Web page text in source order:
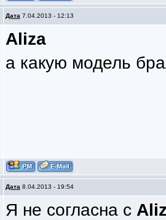
Дата 7.04.2013 - 12:13
Aliza
а какую модель
Дата 8.04.2013 - 19:54
Я не согласна с